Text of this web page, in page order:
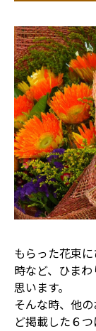
もらった花束
時など、ひま
思います。
そんな時、他
ど掲載した６つ